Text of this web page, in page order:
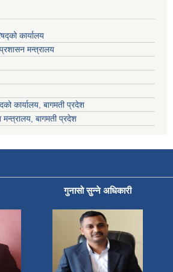
कार्यालय
मन्त्रालय
कार्यालय, बागमती प्रदेश
मन्त्रालय, बागमती प्रदेश
गुनासो सुन्ने अधिकारी